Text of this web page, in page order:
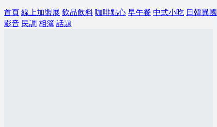
首頁線上加盟展 飲品飲料咖啡點心早午餐 中式小吃 日韓異國
影音 民調 相簿話題